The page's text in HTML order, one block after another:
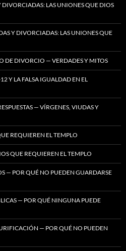
LAS UNIONES QUE DIOS
Y DIVORCIADAS: LAS UNIONES QUE
DE DIVORCIO — VERDADES Y MITOS
Y LA FALSA IGUALDAD EN EL
— VÍRGENES, VIUDAS Y
REQUIEREN EL TEMPLO
QUE REQUIEREN EL TEMPLO
— POR QUÉ NO PUEDEN GUARDARSE
— POR QUÉ NINGUNA PUEDE
— POR QUÉ NO PUEDEN